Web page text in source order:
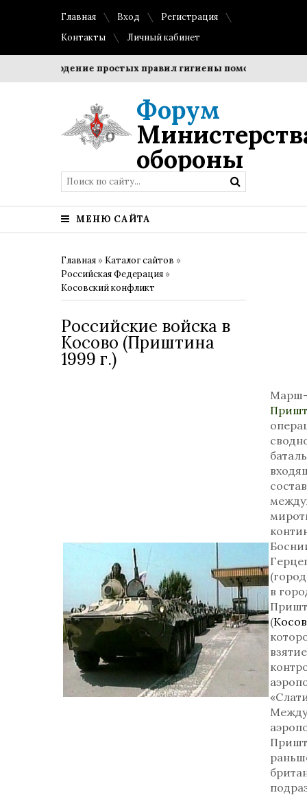
Главная Вход
Регистрация
Контакты
Личный кабинет
Соблюдение простых правил гигиены помогает
Форум
обороны
МЕНЮ САЙТА
Главная » Каталог сайтов »
Российская Федерация »
Косовский конфликт
Российские войска в
Косово (Приштина
1999 г.)
состав
в
(